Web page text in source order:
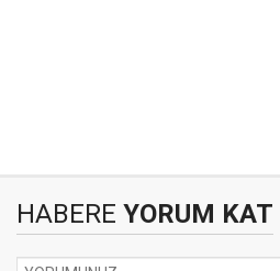
HABERE YORUM KAT